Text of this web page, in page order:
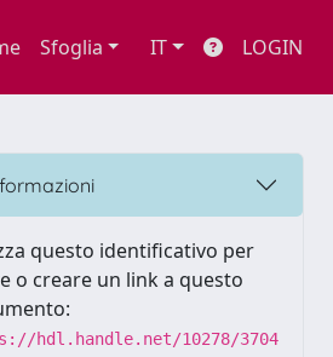
Sfoglia IT LOGIN
questo identificativo per
o creare un link a questo
hdl.handle.net/10278/3704